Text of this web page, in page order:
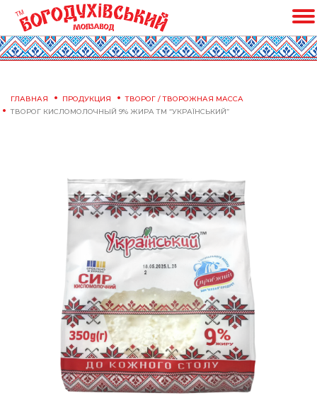
ГЛАВНАЯ ПРОДУКЦИЯ
ТВОРОГ / ТВОРОЖНАЯ МАССА
ТВОРОГ КИСЛОМОЛОЧНЫЙ 9% ЖИРА ТМ “УКРАЇНСЬКИЙ”